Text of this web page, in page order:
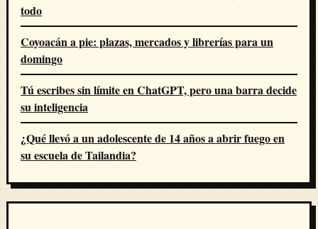
todo
Coyoacán a pie: plazas, mercados y librerías para un
domingo
Tú escribes sin límite en ChatGPT, pero una barra decide
su inteligencia
¿Qué llevó a un adolescente de 14 años a abrir fuego en
su escuela de Tailandia?